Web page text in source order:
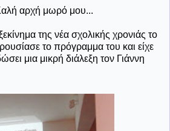
αρχή μωρό μου...
της νέα σχολικής χρονιάς το
το πρόγραμμα του και είχε
μια μικρή διάλεξη τον Γιάννη